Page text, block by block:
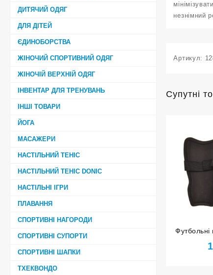
ДИТЯЧИЙ ОДЯГ
ДЛЯ ДІТЕЙ
ЄДИНОБОРСТВА
ЖІНОЧИЙ СПОРТИВНИЙ ОДЯГ
ЖІНОЧІЙ ВЕРХНІЙ ОДЯГ
ІНВЕНТАР ДЛЯ ТРЕНУВАНЬ
ІНШІ ТОВАРИ
ЙОГА
МАСАЖЕРИ
НАСТІЛЬНИЙ ТЕНІС
НАСТІЛЬНИЙ ТЕНІС DONIC
НАСТІЛЬНІ ІГРИ
ПЛАВАННЯ
СПОРТИВНІ НАГОРОДИ
СПОРТИВНІ СУПОРТИ
СПОРТИВНІ ШАПКИ
ТХЕКВОНДО
незнімний
Артикул:
Супутні
Футбольні